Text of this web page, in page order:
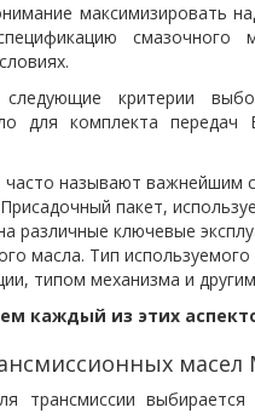
максимизировать
следующие критерии
для комплекта передач
часто называют важнейшим
пакет,
различные ключевые
масла. Тип
типом механизма и
каждый из этих
масел
трансмиссии